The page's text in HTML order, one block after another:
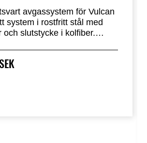
avgassystem för Vulcan
system i rostfritt stål med
och slutstycke i kolfiber.
Avgassystemet är godkänt
(Dubbla